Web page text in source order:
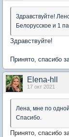
Здравствуйте!
Белорусское и 1
Здравствуйте!
Принято, спасибо
Elena-hll
17 окт 2021
Лена, мне по
Спасибо.
Принято, спасибо